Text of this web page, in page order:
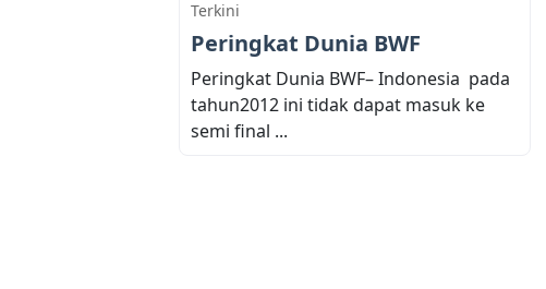
Terkini
Peringkat Dunia BWF
Peringkat Dunia BWF– Indonesia pada
tahun2012 ini tidak dapat masuk ke
semi final ...